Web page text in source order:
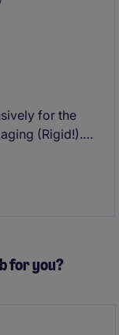
for the
(Rigid!).
widening.
their
for you?